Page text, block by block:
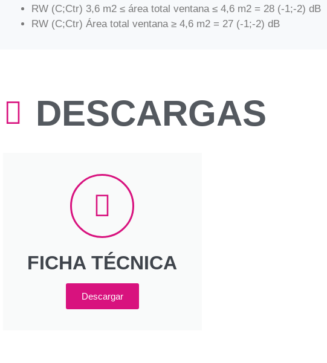
RW (C;Ctr) 3,6 m2 ≤ área total ventana ≤ 4,6 m2 = 28 (-1;-2) dB
RW (C;Ctr) Área total ventana ≥ 4,6 m2 = 27 (-1;-2) dB
DESCARGAS
FICHA TÉCNICA
Descargar